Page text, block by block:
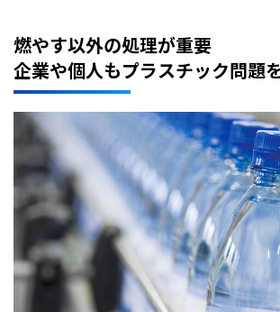
燃やす以外の処理が重要
企業や個人もプラスチック問題